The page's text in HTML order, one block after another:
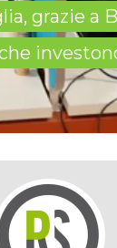
grazie a